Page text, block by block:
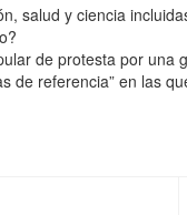
salud y ciencia
de protesta por
de referencia” en las